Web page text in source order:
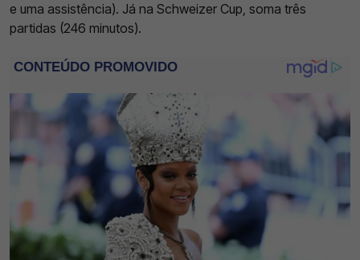
e uma assistência). Já na Schweizer Cup, soma três
partidas (246 minutos).